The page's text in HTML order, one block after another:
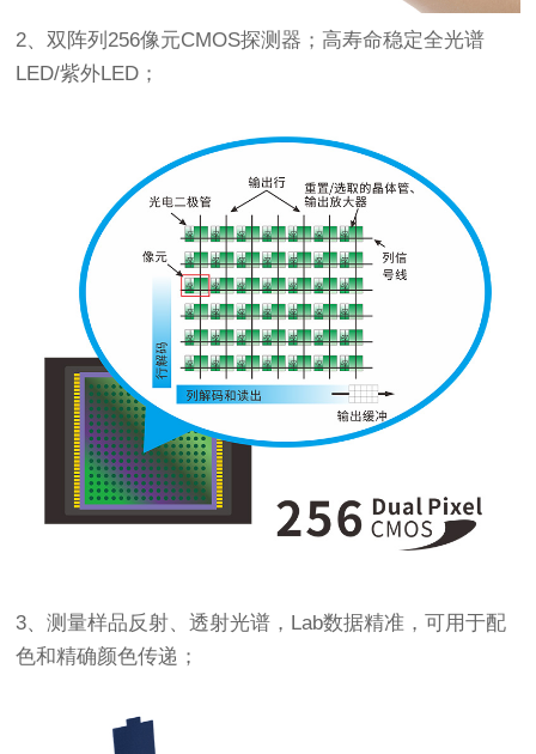
2、双阵列256像元CMOS探测器；高寿命稳定全光谱
LED/紫外LED；
3、测量样品反射、透射光谱，Lab数据精准，可用于配
色和精确颜色传递；